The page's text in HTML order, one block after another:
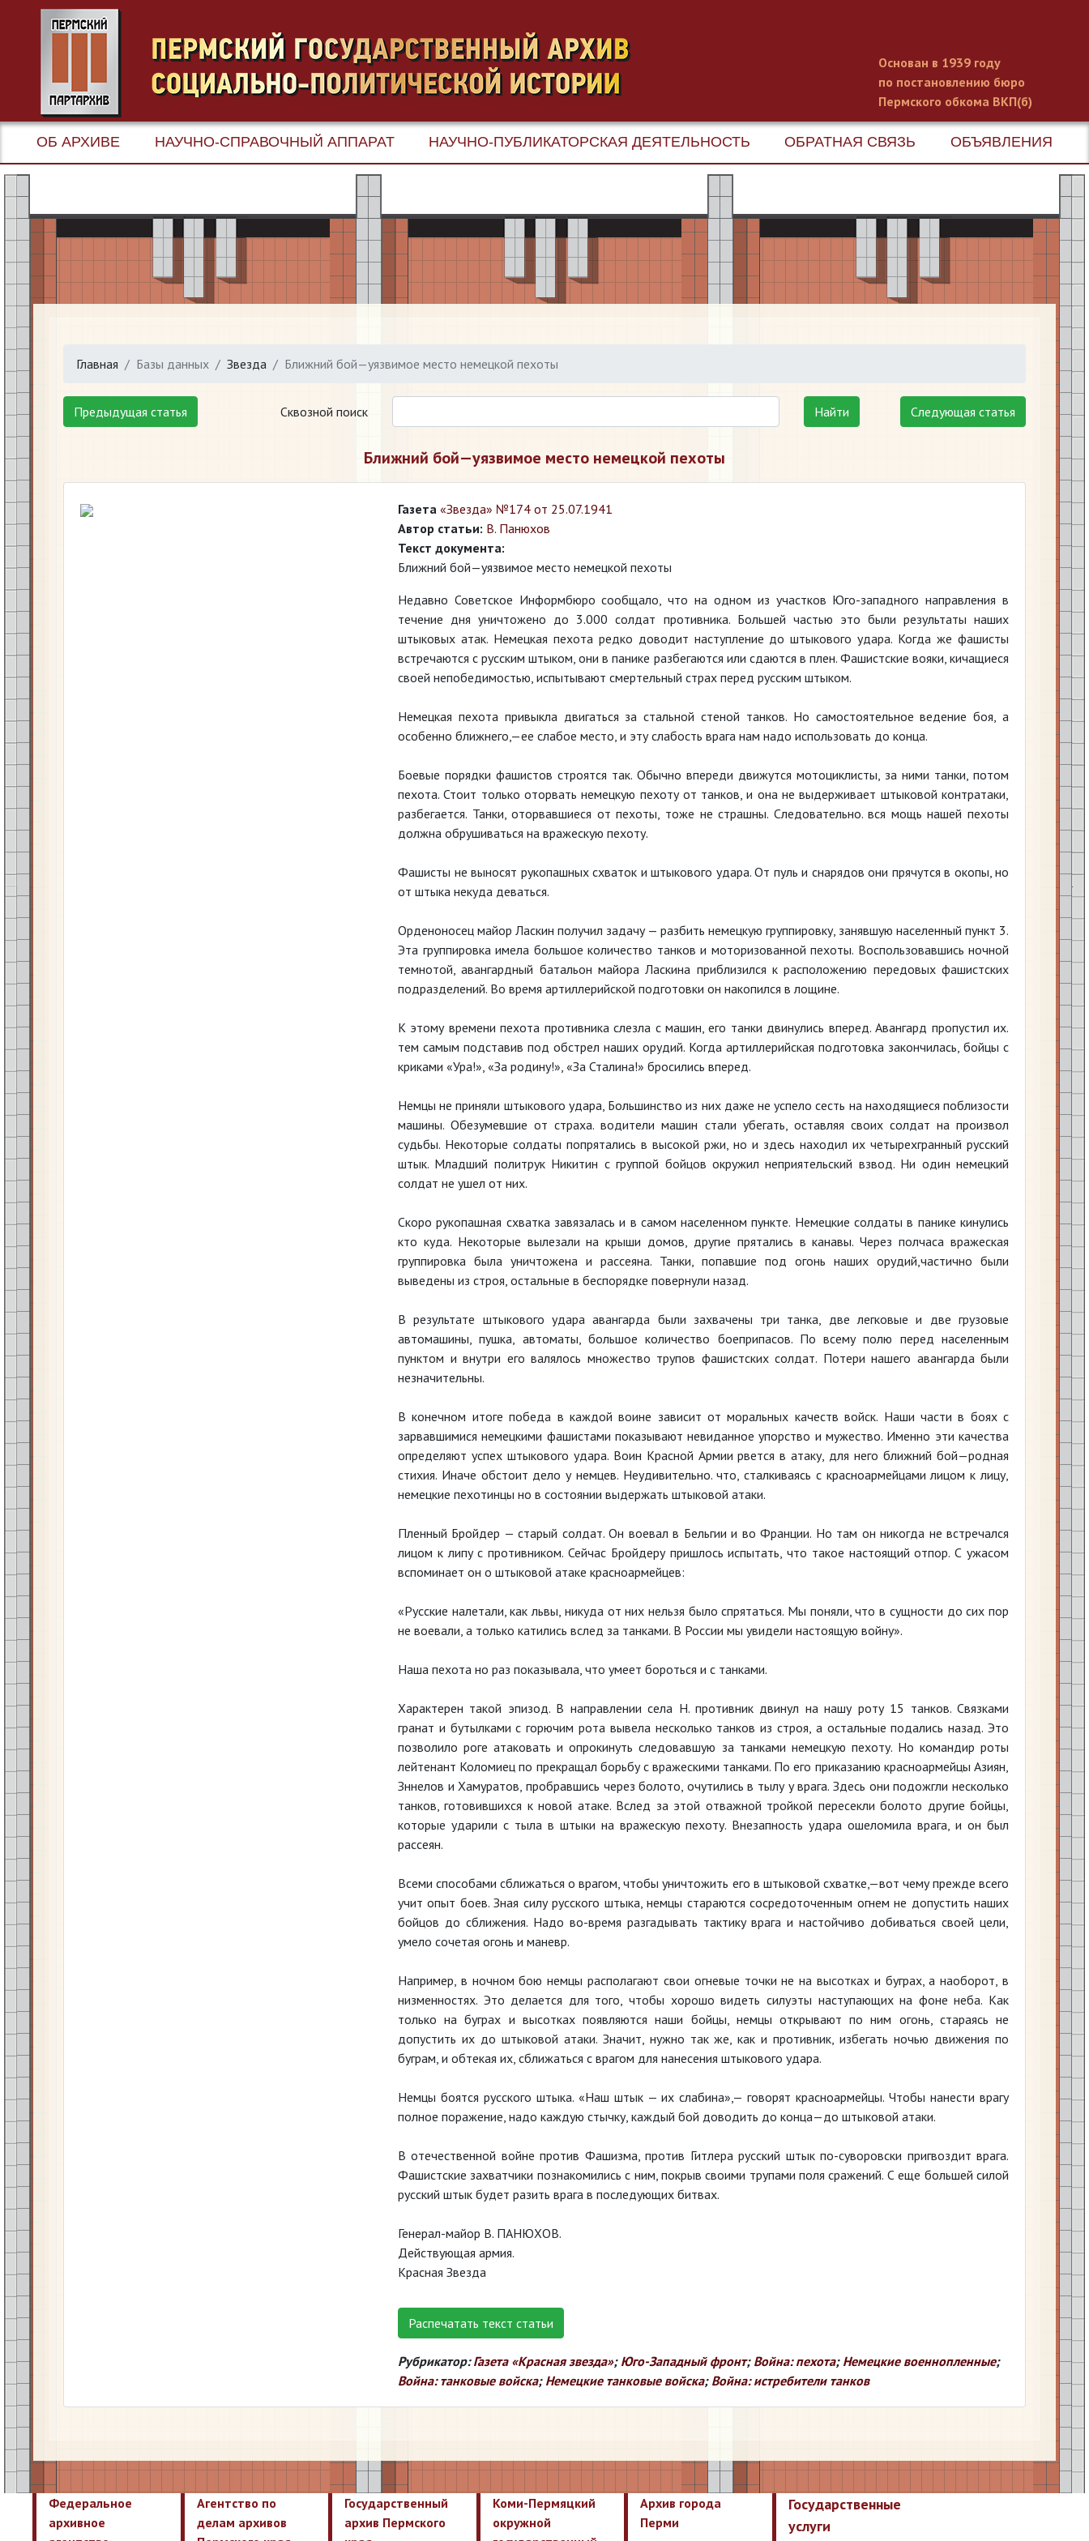
Основан в 1939 году
по постановлению бюро
Пермского обкома ВКП(б)
ОБ АРХИВЕ НАУЧНО-СПРАВОЧНЫЙ АППАРАТ НАУЧНО-ПУБЛИКАТОРСКАЯ ДЕЯТЕЛЬНОСТЬ ОБРАТНАЯ СВЯЗЬ ОБЪЯВЛЕНИЯ
Главная Базы данных Звезда Ближний бой—уязвимое место немецкой пехоты
Предыдущая статья Сквозной поиск Найти Следующая статья
Ближний бой—уязвимое место немецкой пехоты
Газета «Звезда» №174 от 25.07.1941
Автор статьи: В. Панюхов
Текст документа:
Ближний бой—уязвимое место немецкой пехоты
Недавно Советское Информбюро сообщало, что на одном из участков Юго-западного направления в
течение дня уничтожено до 3.000 солдат противника. Большей частью это были результаты наших
штыковых атак. Немецкая пехота редко доводит наступление до штыкового удара. Когда же фашисты
встречаются с русским штыком, они в панике разбегаются или сдаются в плен. Фашистские вояки, кичащиеся
своей непобедимостью, испытывают смертельный страх перед русским штыком.
Немецкая пехота привыкла двигаться за стальной стеной танков. Но самостоятельное ведение боя, а
особенно ближнего,—ее слабое место, и эту слабость врага нам надо использовать до конца.
Боевые порядки фашистов строятся так. Обычно впереди движутся мотоциклисты, за ними танки, потом
пехота. Стоит только оторвать немецкую пехоту от танков, и она не выдерживает штыковой контратаки,
разбегается. Танки, оторвавшиеся от пехоты, тоже не страшны. Следовательно. вся мощь нашей пехоты
должна обрушиваться на вражескую пехоту.
Фашисты не выносят рукопашных схваток и штыкового удара. От пуль и снарядов они прячутся в окопы, но
от штыка некуда деваться.
Орденоносец майор Ласкин получил задачу — разбить немецкую группировку, занявшую населенный пункт 3.
Эта группировка имела большое количество танков и моторизованной пехоты. Воспользовавшись ночной
темнотой, авангардный батальон майора Ласкина приблизился к расположению передовых фашистских
подразделений. Во время артиллерийской подготовки он накопился в лощине.
К этому времени пехота противника слезла с машин, его танки двинулись вперед. Авангард пропустил их.
тем самым подставив под обстрел наших орудий. Когда артиллерийская подготовка закончилась, бойцы с
криками «Ура!», «За родину!», «За Сталина!» бросились вперед.
Немцы не приняли штыкового удара, Большинство из них даже не успело сесть на находящиеся поблизости
машины. Обезумевшие от страха. водители машин стали убегать, оставляя своих солдат на произвол
судьбы. Некоторые солдаты попрятались в высокой ржи, но и здесь находил их четырехгранный русский
штык. Младший политрук Никитин с группой бойцов окружил неприятельский взвод. Ни один немецкий
солдат не ушел от них.
Скоро рукопашная схватка завязалась и в самом населенном пункте. Немецкие солдаты в панике кинулись
кто куда. Некоторые вылезали на крыши домов, другие прятались в канавы. Через полчаса вражеская
группировка была уничтожена и рассеяна. Танки, попавшие под огонь наших орудий,частично были
выведены из строя, остальные в беспорядке повернули назад.
В результате штыкового удара авангарда были захвачены три танка, две легковые и две грузовые
автомашины, пушка, автоматы, большое количество боеприпасов. По всему полю перед населенным
пунктом и внутри его валялось множество трупов фашистских солдат. Потери нашего авангарда были
незначительны.
В конечном итоге победа в каждой воине зависит от моральных качеств войск. Наши части в боях с
зарвавшимися немецкими фашистами показывают невиданное упорство и мужество. Именно эти качества
определяют успех штыкового удара. Воин Красной Армии рвется в атаку, для него ближний бой—родная
стихия. Иначе обстоит дело у немцев. Неудивительно. что, сталкиваясь с красноармейцами лицом к лицу,
немецкие пехотинцы но в состоянии выдержать штыковой атаки.
Пленный Бройдер — старый солдат. Он воевал в Бельгии и во Франции. Но там он никогда не встречался
лицом к липу с противником. Сейчас Бройдеру пришлось испытать, что такое настоящий отпор. С ужасом
вспоминает он о штыковой атаке красноармейцев:
«Русские налетали, как львы, никуда от них нельзя было спрятаться. Мы поняли, что в сущности до сих пор
не воевали, а только катились вслед за танками. В России мы увидели настоящую войну».
Наша пехота но раз показывала, что умеет бороться и с танками.
Характерен такой эпизод. В направлении села Н. противник двинул на нашу роту 15 танков. Связками
гранат и бутылками с горючим рота вывела несколько танков из строя, а остальные подались назад. Это
позволило роге атаковать и опрокинуть следовавшую за танками немецкую пехоту. Но командир роты
лейтенант Коломиец по прекращал борьбу с вражескими танками. По его приказанию красноармейцы Азиян,
Зннелов и Хамуратов, пробравшись через болото, очутились в тылу у врага. Здесь они подожгли несколько
танков, готовившихся к новой атаке. Вслед за этой отважной тройкой пересекли болото другие бойцы,
которые ударили с тыла в штыки на вражескую пехоту. Внезапность удара ошеломила врага, и он был
рассеян.
Всеми способами сближаться о врагом, чтобы уничтожить его в штыковой схватке,—вот чему прежде всего
учит опыт боев. Зная силу русского штыка, немцы стараются сосредоточенным огнем не допустить наших
бойцов до сближения. Надо во-время разгадывать тактику врага и настойчиво добиваться своей цели,
умело сочетая огонь и маневр.
Например, в ночном бою немцы располагают свои огневые точки не на высотках и буграх, а наоборот, в
низменностях. Это делается для того, чтобы хорошо видеть силуэты наступающих на фоне неба. Как
только на буграх и высотках появляются наши бойцы, немцы открывают по ним огонь, стараясь не
допустить их до штыковой атаки. Значит, нужно так же, как и противник, избегать ночью движения по
буграм, и обтекая их, сближаться с врагом для нанесения штыкового удара.
Немцы боятся русского штыка. «Наш штык — их слабина»,— говорят красноармейцы. Чтобы нанести врагу
полное поражение, надо каждую стычку, каждый бой доводить до конца—до штыковой атаки.
В отечественной войне против Фашизма, против Гитлера русский штык по-суворовски пригвоздит врага.
Фашистские захватчики познакомились с ним, покрыв своими трупами поля сражений. С еще большей силой
русский штык будет разить врага в последующих битвах.
Генерал-майор В. ПАНЮХОВ.
Действующая армия.
Красная Звезда
Распечатать текст статьи
Рубрикатор: Газета «Красная звезда»; Юго-Западный фронт; Война: пехота; Немецкие военнопленные;
Война: танковые войска; Немецкие танковые войска; Война: истребители танков
Федеральное
архивное
Агентство по
делам архивов
Государственный
архив Пермского
Коми-Пермяцкий
окружной
Архив города
Перми
Государственные
услуги